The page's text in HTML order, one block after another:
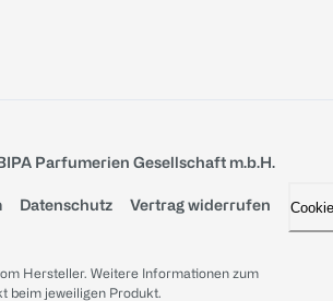
Parfumerien Gesellschaft m.b.H.
Datenschutz Vertrag widerrufen
Hersteller. Weitere Informationen zum
beim jeweiligen Produkt.